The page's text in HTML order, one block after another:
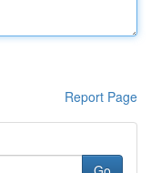
Report Page